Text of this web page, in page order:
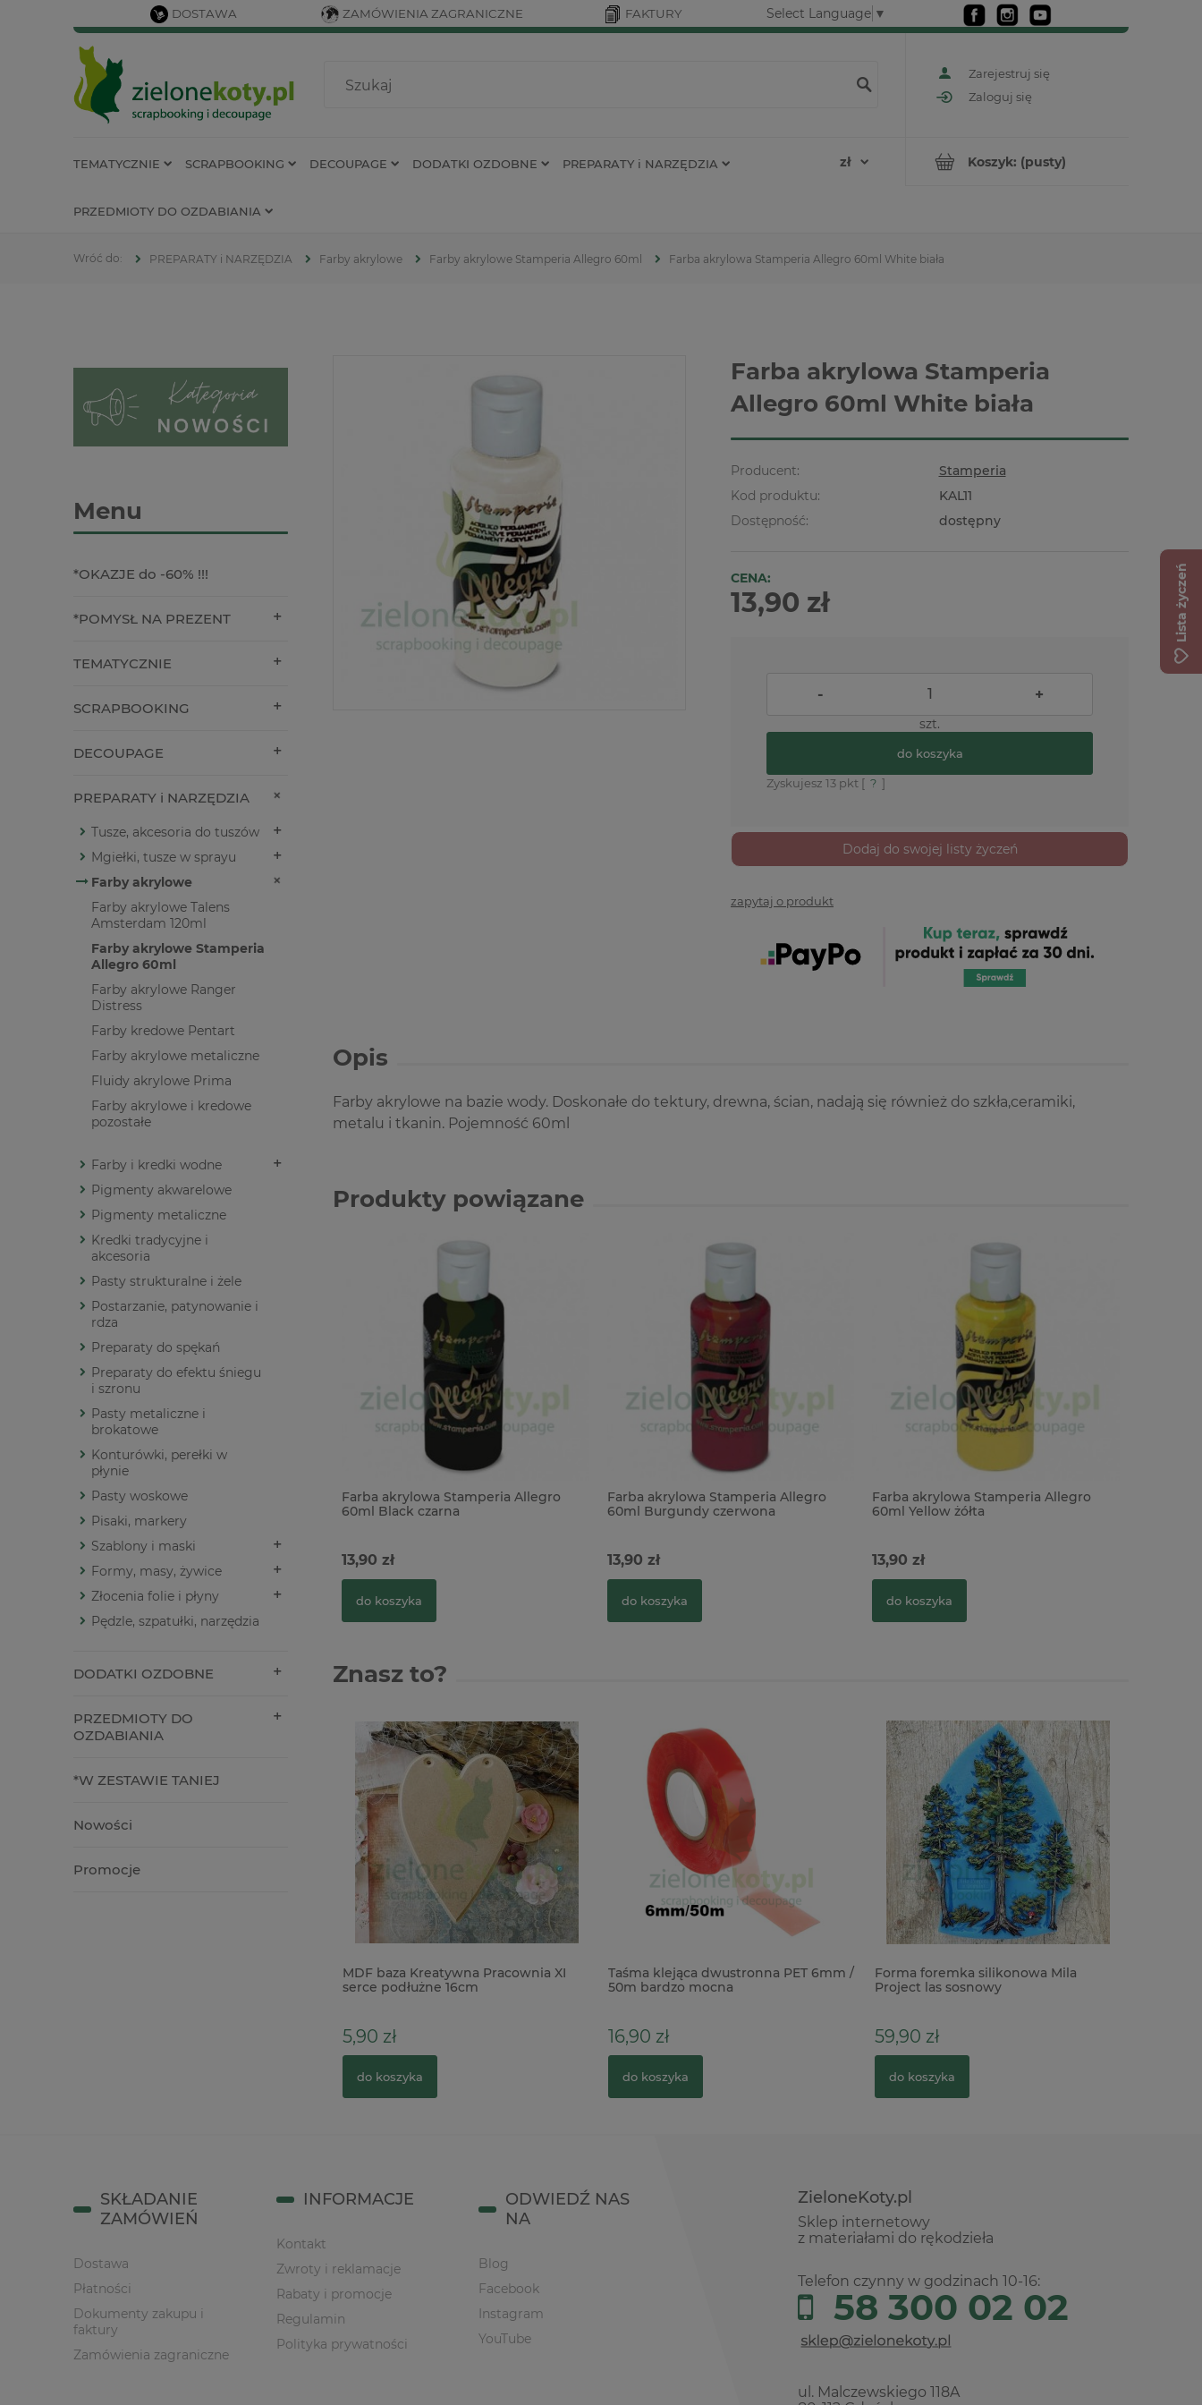
DOSTAWA ZAMÓWIENIA ZAGRANICZNE FAKTURY Select Language ▼
Zarejestruj się
Zaloguj się
Koszyk: (pusty)
TEMATYCZNIE SCRAPBOOKING DECOUPAGE DODATKI OZDOBNE PREPARATY i NARZĘDZIA
PRZEDMIOTY DO OZDABIANIA
PREPARATY i NARZĘDZIA Farby akrylowe Farby akrylowe Stamperia Allegro 60ml Farba akrylowa Stamperia Allegro 60ml White biała
Menu
*OKAZJE do -60% !!!
*POMYSŁ NA PREZENT
TEMATYCZNIE
SCRAPBOOKING
DECOUPAGE
PREPARATY i NARZĘDZIA
Tusze, akcesoria do tuszów
Mgiełki, tusze w sprayu
Farby akrylowe
Farby akrylowe Talens
Amsterdam 120ml
Farby akrylowe Stamperia
Allegro 60ml
Farby akrylowe Ranger
Distress
Farby kredowe Pentart
Farby akrylowe metaliczne
Fluidy akrylowe Prima
Farby akrylowe i kredowe
pozostałe
Farby i kredki wodne
Pigmenty akwarelowe
Pigmenty metaliczne
Kredki tradycyjne i
akcesoria
Pasty strukturalne i żele
Postarzanie, patynowanie i
rdza
Preparaty do spękań
Preparaty do efektu śniegu
i szronu
Pasty metaliczne i
brokatowe
Konturówki, perełki w
płynie
Pasty woskowe
Pisaki, markery
Szablony i maski
Formy, masy, żywice
Złocenia folie i płyny
Pędzle, szpatułki, narzędzia
DODATKI OZDOBNE
PRZEDMIOTY DO
OZDABIANIA
*W ZESTAWIE TANIEJ
Nowości
Promocje
Farba akrylowa Stamperia
Allegro 60ml White biała
Producent:
Stamperia
Kod produktu:
KAL11
Dostępność:
dostępny
CENA:
13,90 zł
- +
szt.
do koszyka
Zyskujesz 13 pkt [ ? ]
Dodaj do swojej listy życzeń
zapytaj o produkt
Opis
Farby akrylowe na bazie wody. Doskonałe do tektury, drewna, ścian, nadają się również do szkła,ceramiki,
metalu i tkanin. Pojemność 60ml
Produkty powiązane
Farba akrylowa Stamperia Allegro
60ml Black czarna
13,90 zł
do koszyka
Farba akrylowa Stamperia Allegro
60ml Burgundy czerwona
13,90 zł
do koszyka
Farba akrylowa Stamperia Allegro
60ml Yellow żółta
13,90 zł
do koszyka
Znasz to?
MDF baza Kreatywna Pracownia XI
serce podłużne 16cm
5,90 zł
do koszyka
Taśma klejąca dwustronna PET 6mm /
50m bardzo mocna
16,90 zł
do koszyka
Forma foremka silikonowa Mila
Project las sosnowy
59,90 zł
do koszyka
ZieloneKoty.pl
Sklep internetowy
z materiałami do rękodzieła
Telefon czynny w godzinach 10-16:
58 300 02 02
ul. Malczewskiego 118A
SKŁADANIE
ZAMÓWIEŃ
Dostawa
Płatności
Dokumenty zakupu i
faktury
Zamówienia zagraniczne
INFORMACJE
Kontakt
Zwroty i reklamacje
Rabaty i promocje
Regulamin
Polityka prywatności
ODWIEDŹ NAS
NA
Blog
Facebook
Instagram
YouTube
Lista życzeń